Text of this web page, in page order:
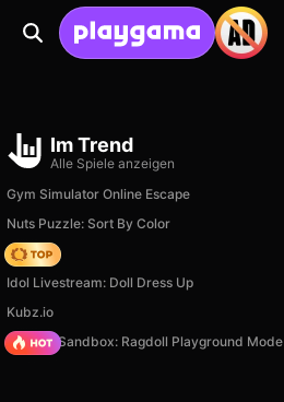
Im Trend
Alle Spiele anzeigen
Gym Simulator Online Escape
Nuts Puzzle: Sort By Color
Hedgies
Idol Livestream: Doll Dress Up
Kubz.io
Sprunki Sandbox: Ragdoll Playground Mode